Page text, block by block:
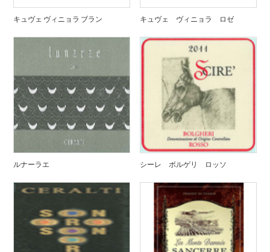
キュヴェ ヴィニョラ ブラン キュヴェ ヴィニョラ ロゼ
ルナーラエ シーレ ボルゲリ ロッソ